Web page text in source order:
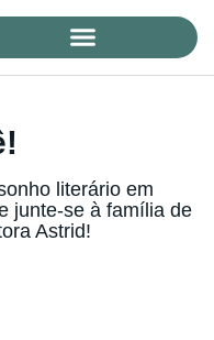
literário em
junte-se à família de
Astrid!